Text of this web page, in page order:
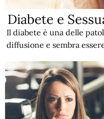
Diabete e
Il diabete è una delle
diffusione e sembra